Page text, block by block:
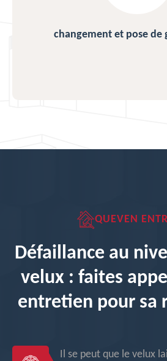
changement et pose de
QUEVEN
Défaillance au
velux : faites
entretien pour sa
Il se peut que le velux